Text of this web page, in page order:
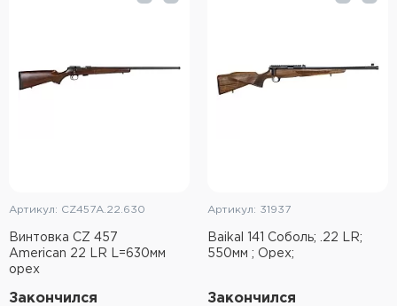
Ножи
Инструмент для заточки
Кобуры и системы ношения
Артикул: CZ457A.22.630
Винтовка CZ 457
American 22 LR L=630мм
орех
Закончился
Артикул: 31937
Baikal 141 Соболь; .22 LR;
550мм ; Орех;
Закончился